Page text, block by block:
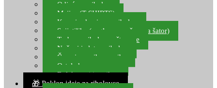
Odjeća za ribolov
Majice (T-SHIRTS)
Kape i rukavice za ribolov
Svijetiljke (naglavne, ručne, za šator)
Torbe za ribolovne štapove
Noževi i alat za ribolov
Čamci za prihranu ribe
Ostala kamp oprema
Dalekozori i optika
🎁 Poklon ideje za ribolovce